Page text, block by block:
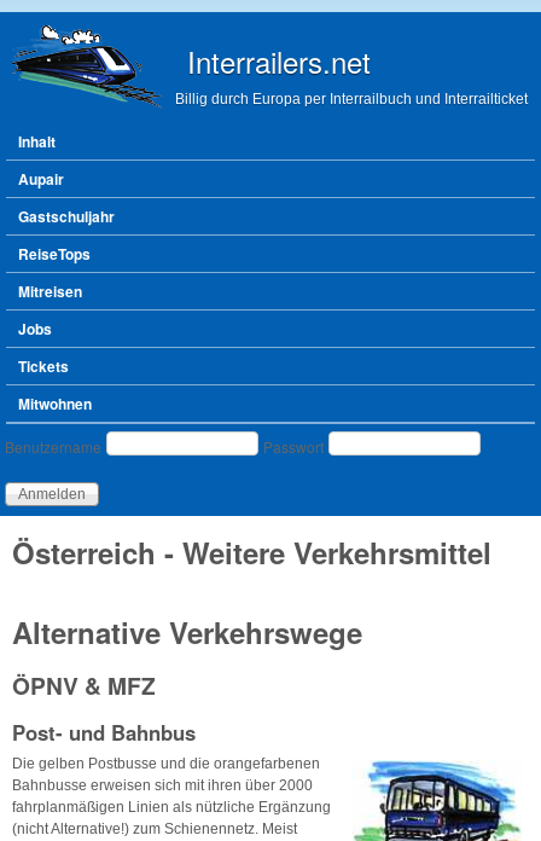
Interrailers.net
Billig durch Europa per Interrailbuch und Interrailticket
Hauptmenü
Inhalt
Aupair
Gastschuljahr
ReiseTops
Mitreisen
Jobs
Tickets
Mitwohnen
Benutzeranmeldung
Benutzername Passwort
Österreich - Weitere Verkehrsmittel
Alternative Verkehrswege
ÖPNV & MFZ
Post- und Bahnbus
Die gelben Postbusse und die orangefarbenen
Bahnbusse erweisen sich mit ihren über 2000
fahrplanmäßigen Linien als nützliche Ergänzung
(nicht Alternative!) zum Schienennetz. Meist